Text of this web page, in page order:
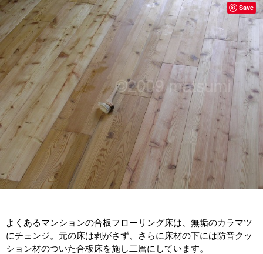
よくあるマンションの合板フローリング床は、無垢のカラマツ
にチェンジ。元の床は剥がさず、さらに床材の下には防音クッ
ション材のついた合板床を施し二層にしています。
Save